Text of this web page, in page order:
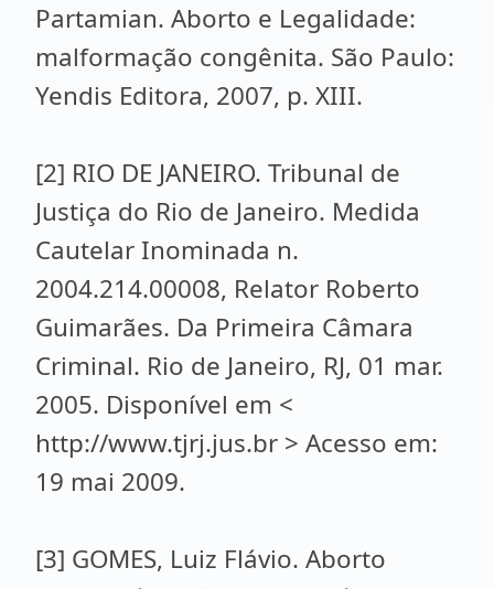
Partamian. Aborto e Legalidade:
malformação congênita. São Paulo:
Yendis Editora, 2007, p. XIII.
[2] RIO DE JANEIRO. Tribunal de
Justiça do Rio de Janeiro. Medida
Cautelar Inominada n.
2004.214.00008, Relator Roberto
Guimarães. Da Primeira Câmara
Criminal. Rio de Janeiro, RJ, 01 mar.
2005. Disponível em <
http://www.tjrj.jus.br > Acesso em:
19 mai 2009.
[3] GOMES, Luiz Flávio. Aborto